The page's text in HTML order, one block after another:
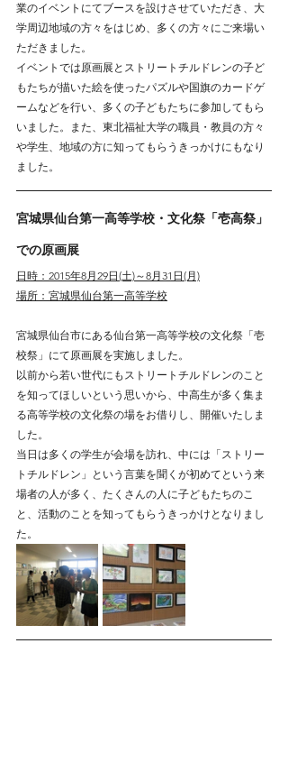
業のイベントにてブースを設けさせていただき、大
学周辺地域の方々をはじめ、多くの方々にご来場い
ただきました。
イベントでは原画展とストリートチルドレンの子ど
もたちが描いた絵を使ったパズルや国旗のカードゲ
ームなどを行い、多くの子どもたちに参加してもら
いました。また、東北福祉大学の職員・教員の方々
や学生、地域の方に知ってもらうきっかけにもなり
ました。
宮城県仙台第一高等学校・文化祭「壱高祭」
での原画展
日時：2015年8月29日(土)～8月31日(月)
場所：宮城県仙台第一高等学校
宮城県仙台市にある仙台第一高等学校の文化祭「壱
校祭」にて原画展を実施しました。
以前から若い世代にもストリートチルドレンのこと
を知ってほしいという思いから、中高生が多く集ま
る高等学校の文化祭の場をお借りし、開催いたしま
した。
当日は多くの学生が会場を訪れ、中には「ストリー
トチルドレン」という言葉を聞くが初めてという来
場者の人が多く、たくさんの人に子どもたちのこ
と、活動のことを知ってもらうきっかけとなりまし
た。